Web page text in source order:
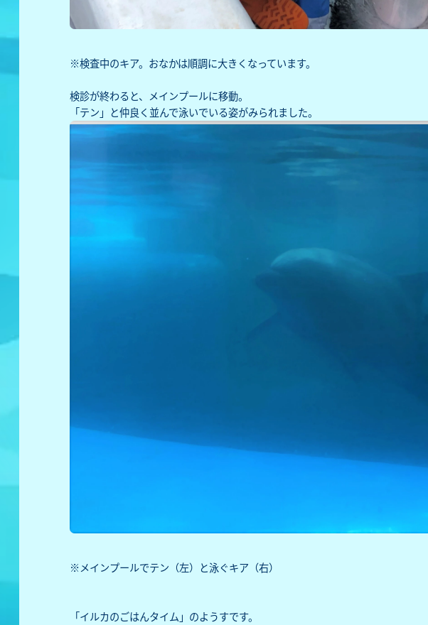
※検査中のキア。おなかは順調に大きくなっています。
検診が終わると、メインプールに移動。
「テン」と仲良く並んで泳いでいる姿がみられました。
※メインプールでテン（左）と泳ぐキア（右）
「イルカのごはんタイム」 のようすです。